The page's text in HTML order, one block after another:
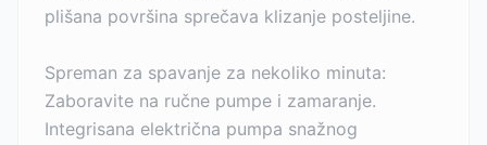
plišana površina sprečava klizanje posteljine.
Spreman za spavanje za nekoliko minuta:
Zaboravite na ručne pumpe i zamaranje.
Integrisana električna pumpa snažnog